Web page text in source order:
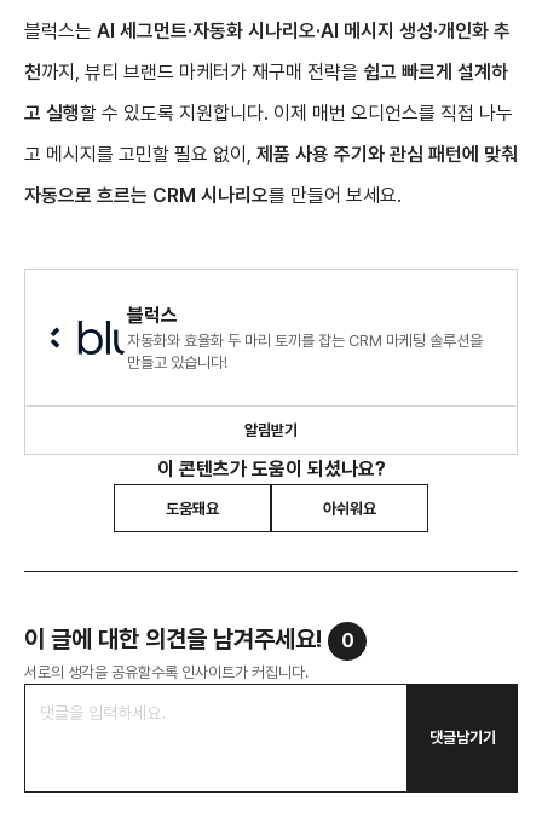
블럭스는 AI 세그먼트·자동화 시나리오·AI 메시지 생성·개인화 추
천까지, 뷰티 브랜드 마케터가 재구매 전략을 쉽고 빠르게 설계하
고 실행할 수 있도록 지원합니다. 이제 매번 오디언스를 직접 나누
고 메시지를 고민할 필요 없이, 제품 사용 주기와 관심 패턴에 맞춰
자동으로 흐르는 CRM 시나리오를 만들어 보세요.
블럭스
자동화와 효율화 두 마리 토끼를 잡는 CRM 마케팅 솔루션을
만들고 있습니다!
알림받기
이 콘텐츠가 도움이 되셨나요?
도움돼요 아쉬워요
이 글에 대한 의견을 남겨주세요! 0
서로의 생각을 공유할수록 인사이트가 커집니다.
댓글남기기